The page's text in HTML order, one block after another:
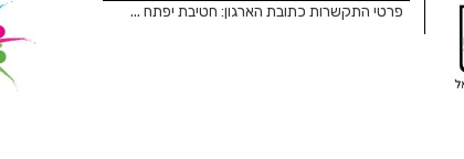
פרטי התקשרות כתובת הארגון: חטיבת יפתח ...